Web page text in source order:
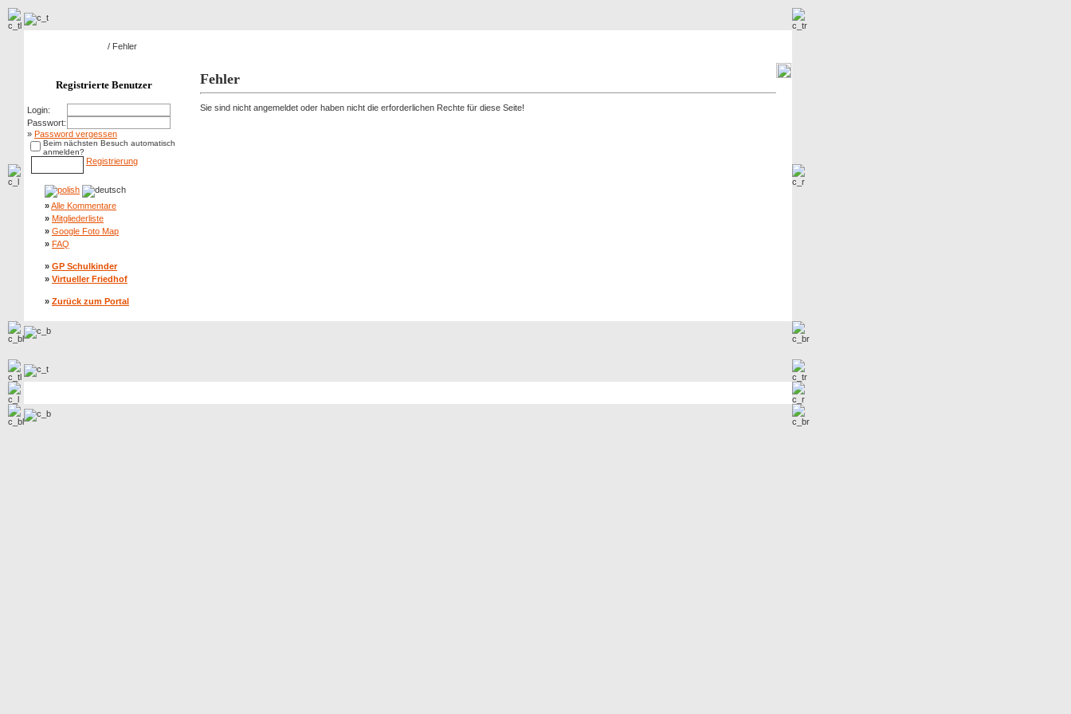
/ Fehler
Registrierte Benutzer
Login:
Passwort:
» Password vergessen
Beim nächsten Besuch automatisch
anmelden?
Registrierung
»Alle Kommentare
» Mitgliederliste
» Google Foto Map
» FAQ
» GP Schulkinder
» Virtueller Friedhof
» Zurück zum Portal
Fehler
Sie sind nicht angemeldet oder haben nicht die erforderlichen Rechte für diese Seite!